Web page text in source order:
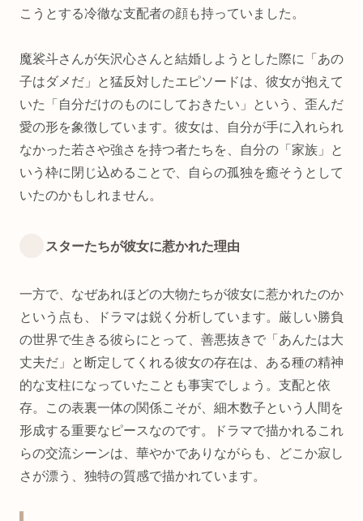
こうとする冷徹な支配者の顔も持っていました。
魔裟斗さんが矢沢心さんと結婚しようとした際に「あの
子はダメだ」と猛反対したエピソードは、彼女が抱えて
いた「自分だけのものにしておきたい」という、歪んだ
愛の形を象徴しています。彼女は、自分が手に入れられ
なかった若さや強さを持つ者たちを、自分の「家族」と
いう枠に閉じ込めることで、自らの孤独を癒そうとして
いたのかもしれません。
スターたちが彼女に惹かれた理由
一方で、なぜあれほどの大物たちが彼女に惹かれたのか
という点も、ドラマは鋭く分析しています。厳しい勝負
の世界で生きる彼らにとって、善悪抜きで「あんたは大
丈夫だ」と断定してくれる彼女の存在は、ある種の精神
的な支柱になっていたことも事実でしょう。支配と依
存。この表裏一体の関係こそが、細木数子という人間を
形成する重要なピースなのです。ドラマで描かれるこれ
らの交流シーンは、華やかでありながらも、どこか寂し
さが漂う、独特の質感で描かれています。